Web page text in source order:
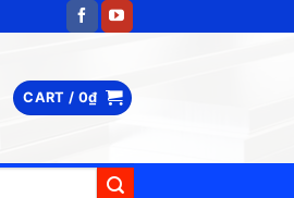
CART / 0₫